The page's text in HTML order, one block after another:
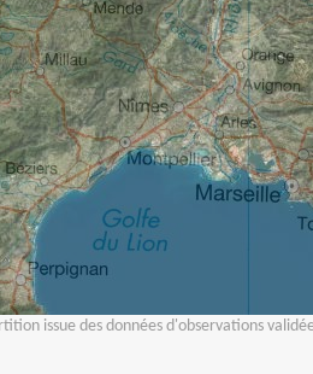
issue des données d'observations